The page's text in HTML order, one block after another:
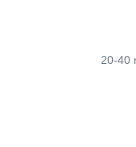
20-40